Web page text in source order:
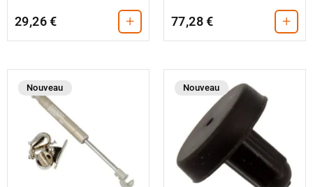
29,26 € + 77,28 € +
Nouveau Nouveau